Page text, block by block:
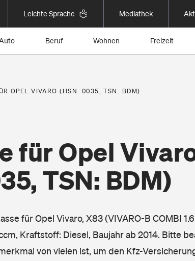
Leichte Sprache Mediathek
Beruf Wohnen Freizeit
OPEL VIVARO (HSN: 0035, TSN: BDM)
für Opel
TSN: BDM)
für Opel Vivaro, X83 (VIVARO-B COMBI
Kraftstoff: Diesel, Baujahr ab 2014. Bitte
von vielen ist, um den Kfz-